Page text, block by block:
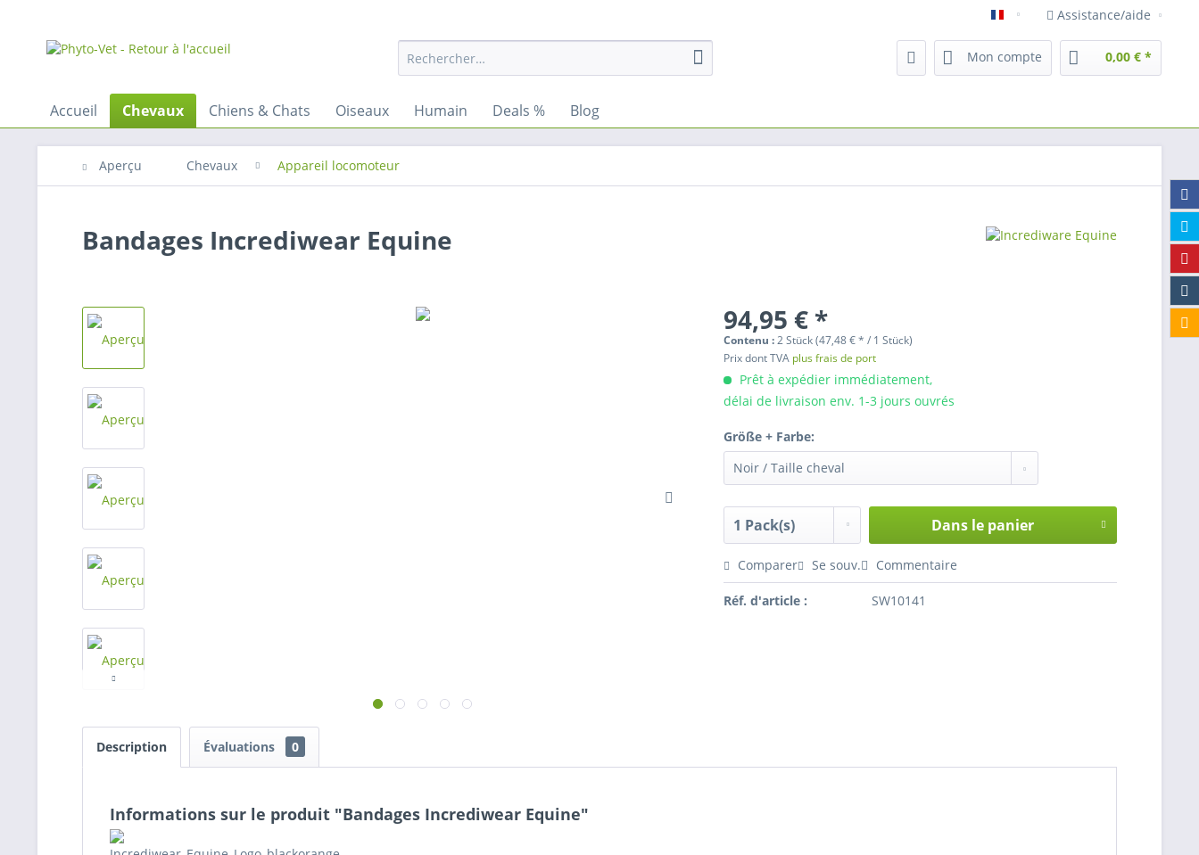
Francais Assistance/aide
Mon compte 0,00 € *
Accueil Chevaux Chiens & Chats Oiseaux Humain Deals % Blog
Aperçu Chevaux Appareil locomoteur
Bandages Incrediwear Equine
94,95 € *
Contenu :2 Stück (47,48 € * / 1 Stück)
Prix dont TVA plus frais de port
Prêt à expédier immédiatement,
délai de livraison env. 1-3 jours ouvrés
Größe + Farbe:
Dans le panier
Hinzugefügt
Comparer Se souv. Commentaire
Réf. d'article : SW10141
Description Évaluations 0
Informations sur le produit "Bandages Incrediwear Equine"